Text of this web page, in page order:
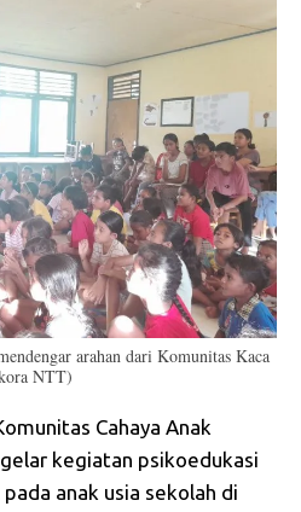
arahan dari Komunitas Kaca
NTT)
Cahaya Anak
kegiatan psikoedukasi
anak usia sekolah di